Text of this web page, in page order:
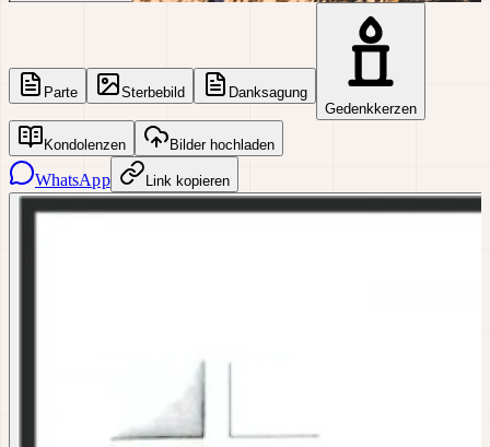
Parte Sterbebild
Danksagung
Gedenkkerzen
Kondolenzen Bilder hochladen
WhatsApp Link kopieren